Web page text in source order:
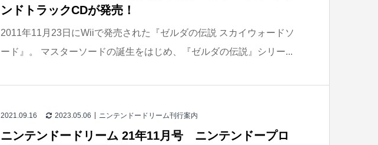
ンドトラックCDが発売！
2011年11月23日にWiiで発売された『ゼルダの伝説 スカイウォードソ
ード』。 マスターソードの誕生をはじめ、『ゼルダの伝説』シリー...
2021.09.16 2023.05.06 ニンテンドードリーム刊行案内
ニンテンドードリーム 21年11月号 ニンテンドープロ